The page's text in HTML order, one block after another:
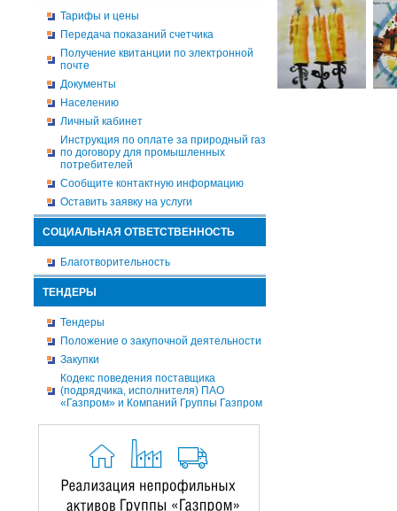
Тарифы и цены
Передача показаний счетчика
Получение квитанции по электронной
почте
Документы
Населению
Личный кабинет
Инструкция по оплате за природный газ
по договору для промышленных
потребителей
Сообщите контактную информацию
Оставить заявку на услуги
СОЦИАЛЬНАЯ ОТВЕТСТВЕННОСТЬ
Благотворительность
ТЕНДЕРЫ
Тендеры
Положение о закупочной деятельности
Закупки
Кодекс поведения поставщика
(подрядчика, исполнителя) ПАО
«Газпром» и Компаний Группы Газпром